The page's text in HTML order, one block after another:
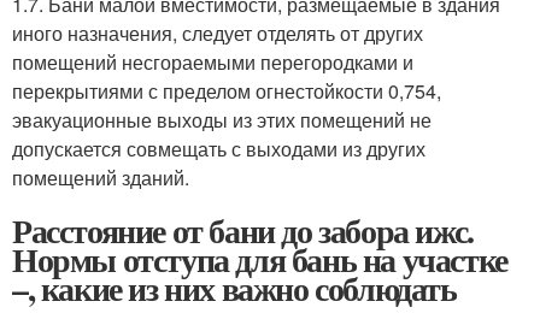
иного назначения, следует отделять от других
помещений несгораемыми перегородками и
перекрытиями с пределом огнестойкости 0,754,
эвакуационные выходы из этих помещений не
допускается совмещать с выходами из других
помещений зданий.
Расстояние от бани до забора ижс.
Нормы отступа для бань на участке
–, какие из них важно соблюдать